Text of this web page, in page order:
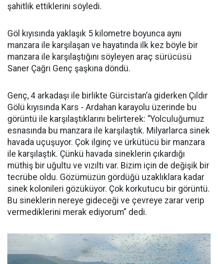
şahitlik ettiklerini söyledi.
Göl kıyısında yaklaşık 5 kilometre boyunca aynı
manzara ile karşılaşan ve hayatında ilk kez böyle bir
manzara ile karşılaştığını söyleyen araç sürücüsü
Saner Çağrı Genç şaşkına döndü.
Genç, 4 arkadaşı ile birlikte Gürcistan’a giderken Çıldır
Gölü kıyısında Kars - Ardahan karayolu üzerinde bu
görüntü ile karşılaştıklarını belirterek: “Yolculuğumuz
esnasında bu manzara ile karşılaştık. Milyarlarca sinek
havada uçuşuyor. Çok ilginç ve ürkütücü bir manzara
ile karşılaştık. Çünkü havada sineklerin çıkardığı
müthiş bir uğultu ve vızıltı var. Bizim için de değişik bir
tecrübe oldu. Gözümüzün gördüğü uzaklıklara kadar
sinek kolonileri gözüküyor. Çok korkutucu bir görüntü.
Bu sineklerin nereye gideceği ve çevreye zarar verip
vermediklerini merak ediyorum” dedi.